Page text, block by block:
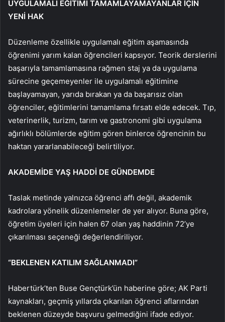
UYGULAMALI EĞİTİMİ TAMAMLAYAMAYANLAR İÇİN
YENİ HAK
Düzenleme özellikle uygulamalı eğitim aşamasında
öğrenimi yarım kalan öğrencileri kapsıyor. Teorik derslerini
başarıyla tamamlamasına rağmen staj ya da uygulama
sürecine geçemeyenler ile uygulamalı eğitimine
başlayamayan, yarıda bırakan ya da başarısız olan
öğrenciler, eğitimlerini tamamlama fırsatı elde edecek. Tıp,
veterinerlik, turizm, tarım ve gastronomi gibi uygulama
ağırlıklı bölümlerde eğitim gören binlerce öğrencinin bu
haktan yararlanabileceği belirtiliyor.
AKADEMİDE YAŞ HADDİ DE GÜNDEMDE
Taslak metinde yalnızca öğrenci affı değil, akademik
kadrolara yönelik düzenlemeler de yer alıyor. Buna göre,
öğretim üyeleri için halen 67 olan yaş haddinin 72’ye
çıkarılması seçeneği değerlendiriliyor.
“BEKLENEN KATILIM SAĞLANMADI”
Habertürk’ten Buse Gençtürk’ün haberine göre; AK Parti
kaynakları, geçmiş yıllarda çıkarılan öğrenci aflarından
beklenen düzeyde başvuru gelmediğini ifade ediyor.